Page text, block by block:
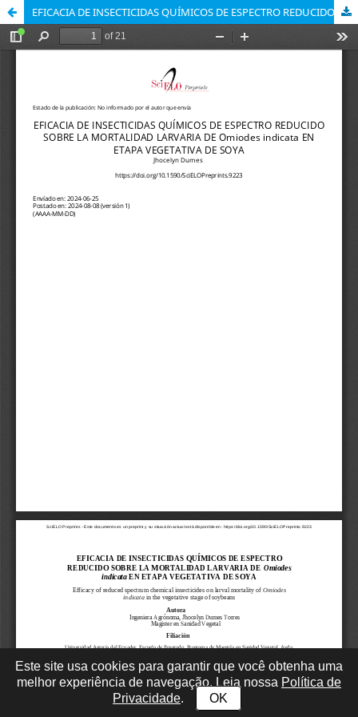
EFICACIA DE INSECTICIDAS QUÍMICOS DE ESPECTRO REDUCIDO SOBRE LA MORTALIDAD LARVARIA DE Omiodes indicata EN ETAPA VEGETATIVA DE SOYA
Este site usa cookies para garantir que você obtenha uma
melhor experiência de navegação. Leia nossa Política de
Privacidade. OK